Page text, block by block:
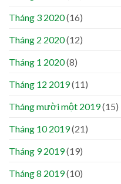
Tháng 3 2020(16)
Tháng 2 2020(12)
Tháng 1 2020(8)
Tháng 12 2019(11)
Tháng mười một 2019(15)
Tháng 10 2019(21)
Tháng 9 2019(19)
Tháng 8 2019(10)